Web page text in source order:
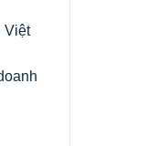
Việt